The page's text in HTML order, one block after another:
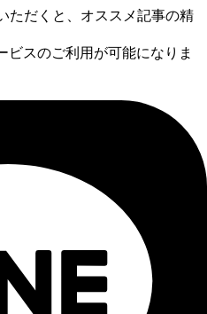
ただくと、オススメ記事の精
ビスのご利用が可能になりま